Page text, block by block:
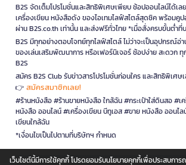
B2S จัดเต็มโปรโมชั่นและสิทธิพิเศษเพียบ ช้อปออนไลน์ได้เ
เครื่องเขียน หนังสือดัง ของไอเทมไลฟ์สไตล์สุดชิค พร้อมคู
ผ่าน B2S.co.th เท่านั้น และส่งฟรีทั่วไทย *เมื่อสั่งครบขั้นต่ำ
B2S มีทุกอย่างตอบโจทย์ทุกไลฟ์สไตล์ ไม่ว่าจะเป็นอุปกรณ์อ่า
ของเล่นเสริมพัฒนาการ หรือเฟอร์นิเจอร์ ช้อปง่าย สะดวก
B2S
สมัคร B2S Club รับข่าวสารโปรโมชั่นก่อนใคร และสิทธิพิเศษ
👉 สมัครสมาชิกเลย!
#ร้านหนังสือ #ร้านขายหนังสือ ใกล้ฉัน #กระเป๋าใส่ดินสอ #เ
หนังสือ ออนไลน์ #เครื่องเขียน บีทูเอส #ขาย หนังสือ ออนไล
เขียนใกล้ฉัน
*เงื่อนไขเป็นไปตามที่บริษัทฯ กำหนด
เว็บไซต์นี้มีการใช้คุกกี้ โปรดยอมรับนโยบายคุกกี้เพื่อประสบกา